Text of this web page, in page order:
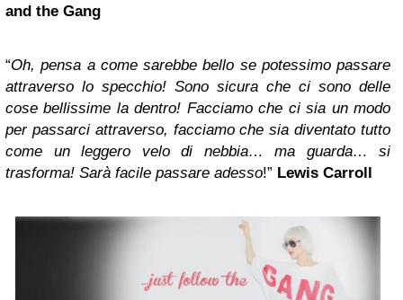
and the Gang
“Oh, pensa a come sarebbe bello se potessimo passare
attraverso lo specchio! Sono sicura che ci sono delle
cose bellissime la dentro! Facciamo che ci sia un modo
per passarci attraverso, facciamo che sia diventato tutto
come un leggero velo di nebbia… ma guarda… si
trasforma! Sarà facile passare adesso!” Lewis Carroll